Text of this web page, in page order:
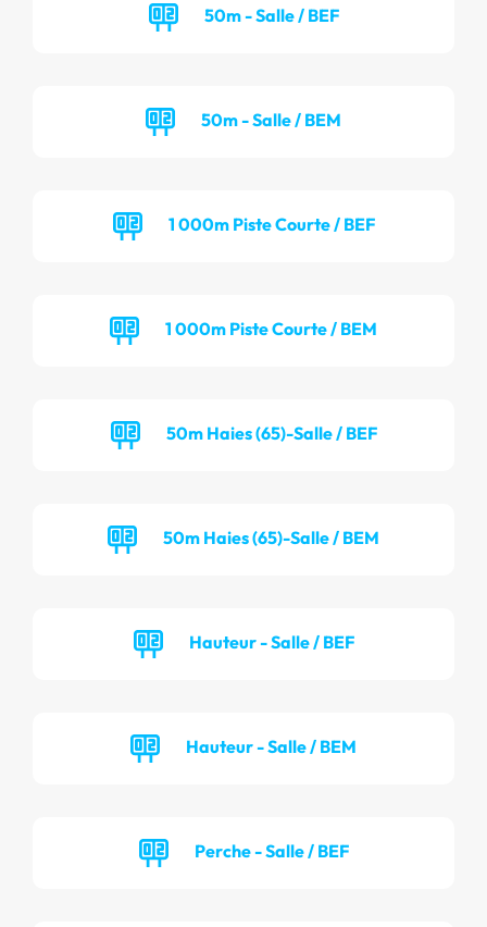
50m - Salle / BEF
50m - Salle / BEM
1 000m Piste Courte / BEF
1 000m Piste Courte / BEM
50m Haies (65)-Salle / BEF
50m Haies (65)-Salle / BEM
Hauteur - Salle / BEF
Hauteur - Salle / BEM
Perche - Salle / BEF